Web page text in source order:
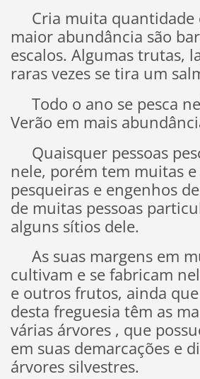
Cria muita quantidade
maior abundância são
escalos. Algumas trutas,
raras vezes se tira um
Todo o ano se pesca
Verão em mais
Quaisquer pessoas
nele, porém tem muitas
pesqueiras e engenhos
de muitas pessoas
alguns sítios dele.
As suas margens em
cultivam e se fabricam
e outros frutos, ainda
desta freguesia têm as
várias árvores , que
em suas demarcações e
árvores silvestres.